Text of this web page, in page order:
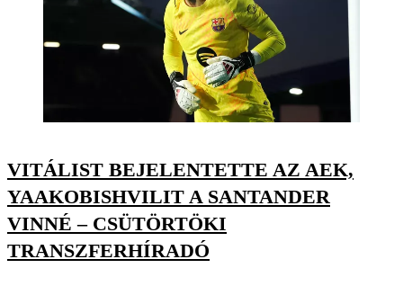
VITÁLIST BEJELENTETTE AZ AEK,
YAAKOBISHVILIT A SANTANDER
VINNÉ – CSÜTÖRTÖKI
TRANSZFERHÍRADÓ